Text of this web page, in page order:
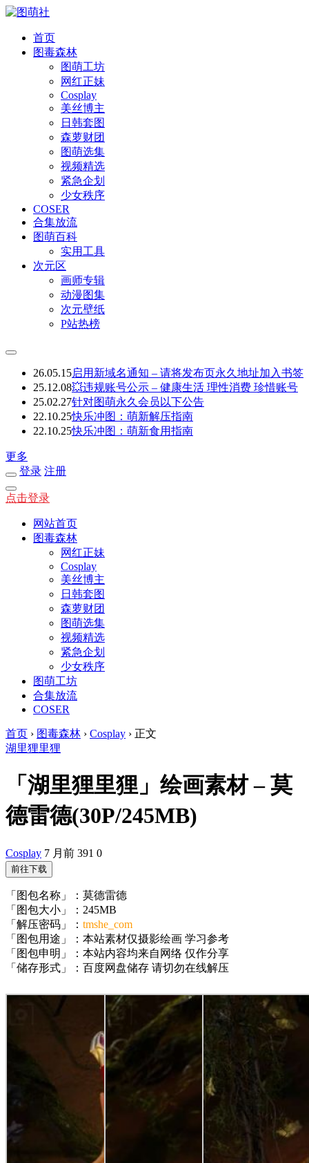
首页
图毒森林
图萌工坊
网红正妹
Cosplay
美丝博主
日韩套图
森萝财团
图萌选集
视频精选
紧急企划
少女秩序
COSER
合集放流
图萌百科
实用工具
次元区
画师专辑
动漫图集
次元壁纸
P站热榜
26.05.15启用新域名通知 – 请将发布页永久地址加入书签
25.12.08💥违规账号公示 – 健康生活 理性消费 珍惜账号
25.02.27针对图萌永久会员以下公告
22.10.25快乐冲图：萌新解压指南
22.10.25快乐冲图：萌新食用指南
更多
登录 注册
点击登录
网站首页
图毒森林
网红正妹
Cosplay
美丝博主
日韩套图
森萝财团
图萌选集
视频精选
紧急企划
少女秩序
图萌工坊
合集放流
COSER
首页 › 图毒森林 › Cosplay › 正文
湖里狸里狸
「湖里狸里狸」绘画素材 – 莫
德雷德(30P/245MB)
Cosplay 7 月前 391 0
前往下载
「图包名称」：莫德雷德
「图包大小」：245MB
「解压密码」： tmshe_com
「图包用途」：本站素材仅摄影绘画 学习参考
「图包申明」：本站内容均来自网络 仅作分享
「储存形式」：百度网盘储存 请切勿在线解压